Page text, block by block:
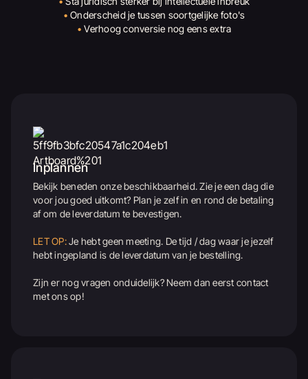
•Onderscheid je tussen soortgelijke foto's
• Verhoog conversie nog eens extra
Inplannen
Bekijk beneden onze beschikbaarheid. Zie je een dag die
voor jou goed uitkomt? Plan je zelf in en rond de betaling
af om de leverdatum te bevestigen.
LET OP:Je hebt geen meeting. De tijd / dag waar je jezelf
hebt ingepland is de leverdatum van je bestelling.
Zijn er nog vragen onduidelijk? Neem dan eerst contact
met ons op!